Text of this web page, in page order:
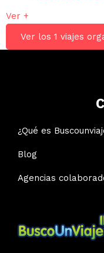
Ver +
Ver los 1 viajes
¿Qué es
Blog
Agencias